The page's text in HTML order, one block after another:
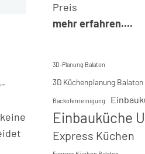
Preis
mehr erfahren....
3D-Planung Balaton
3D Küchenplanung Balaton
Backofenreinigung
Einbauküche
Express Küchen